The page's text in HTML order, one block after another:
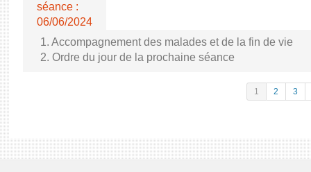
séance :
06/06/2024
1. Accompagnement des malades et de la fin de vie
2. Ordre du jour de la prochaine séance
1 2 3